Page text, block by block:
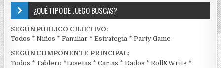
¿QUÉ TIPO DE JUEGO BUSCAS?
SEGÚN PÚBLICO OBJETIVO:
Todos *Niños *Familiar *Estrategia *Party Game
SEGÚN COMPONENTE PRINCIPAL:
Todos *Tablero *Losetas *Cartas *Dados *Roll&Write *